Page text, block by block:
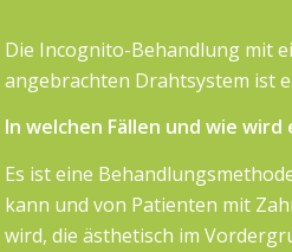
Die Incognito-Behandlung mit
angebrachten Drahtsystem ist
In welchen Fällen und wie
Es ist eine
kann und von Patienten mit
wird, die ästhetisch im